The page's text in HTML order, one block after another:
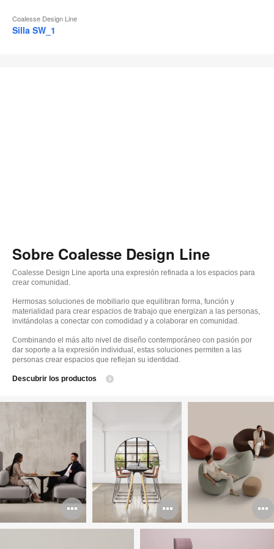
Coalesse Design Line
Silla SW_1
Sobre Coalesse Design Line
Coalesse Design Line aporta una expresión refinada a los espacios para
crear comunidad.
Hermosas soluciones de mobiliario que equilibran forma, función y
materialidad para crear espacios de trabajo que energizan a las personas,
invitándolas a conectar con comodidad y a colaborar en comunidad.
Combinando el más alto nivel de diseño contemporáneo con pasión por
dar soporte a la expresión individual, estas soluciones permiten a las
personas crear espacios que reflejan su identidad.
Descubrir los productos
Abrir
imagen
Abrir
imagen